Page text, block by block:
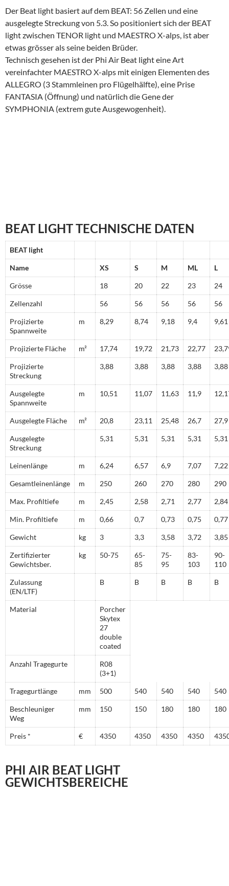
Der Beat light basiert auf dem BEAT: 56 Zellen und eine
ausgelegte Streckung von 5.3. So positioniert sich der BEAT
light zwischen TENOR light und MAESTRO X-alps, ist aber
etwas grösser als seine beiden Brüder.
Technisch gesehen ist der Phi Air Beat light eine Art
vereinfachter MAESTRO X-alps mit einigen Elementen des
ALLEGRO (3 Stammleinen pro Flügelhälfte), eine Prise
FANTASIA (Öffnung) und natürlich die Gene der
SYMPHONIA (extrem gute Ausgewogenheit).
BEAT LIGHT TECHNISCHE DATEN
BEAT light
Name XS S M ML L
Grösse 18 20 22 23 24
Zellenzahl 56 56 56 56 56
Projizierte
Spannweite
m 8,29 8,74 9,18 9,4 9,61
Projizierte Fläche m² 17,74 19,72 21,73 22,77
Projizierte
Streckung
3,88 3,88 3,88 3,88 3,88
Ausgelegte
Spannweite
m 10,51 11,07 11,63 11,9
Ausgelegte Fläche m² 20,8 23,11 25,48 26,7 27,9
Ausgelegte
Streckung
5,31 5,31 5,31 5,31 5,31
Leinenlänge m 6,24 6,57 6,9 7,07 7,22
Gesamtleinenlänge m 250 260 270 280 290
Max. Profiltiefe m 2,45 2,58 2,71 2,77 2,84
Min. Profiltiefe m 0,66 0,7 0,73 0,75 0,77
Gewicht kg 3 3,3 3,58 3,72 3,85
Zertifizierter
Gewichtsber.
kg 50-75
65-
85
75-
95
83-
103
90-
110
Zulassung
(EN/LTF)
B B B B B
Material
Porcher
Skytex
27
double
coated
Anzahl Tragegurte
R08
(3+1)
Tragegurtlänge mm 500 540 540 540 540
Beschleuniger
Weg
mm 150 150 180 180 180
Preis * € 4350 4350 4350 4350
PHI AIR BEAT LIGHT
GEWICHTSBEREICHE